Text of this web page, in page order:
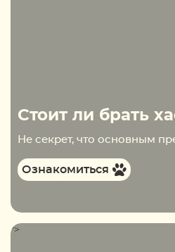
Стоит ли брать
Ознакомиться
">